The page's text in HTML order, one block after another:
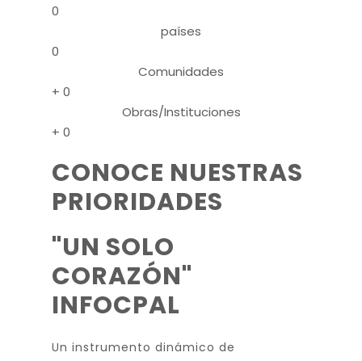
0
países
0
Comunidades
+ 0
Obras/Instituciones
+ 0
CONOCE NUESTRAS
PRIORIDADES
"UN SOLO
CORAZÓN"
INFOCPAL
Un instrumento dinámico de